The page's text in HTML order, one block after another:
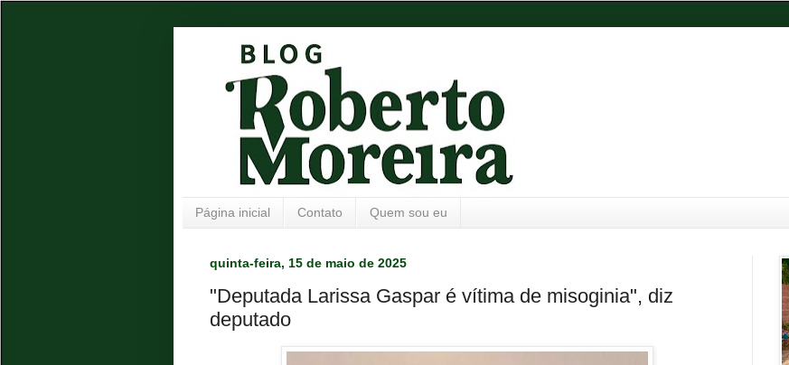
Página inicial Contato Quem sou eu
quinta-feira, 15 de maio de 2025
"Deputada Larissa Gaspar é vítima de misoginia", diz
deputado